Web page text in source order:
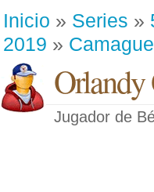
Inicio » Series »
2019 »
Orlandy
Jugador de